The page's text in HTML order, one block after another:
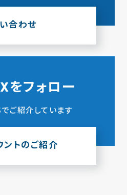
合わせ
をフォロー
ご紹介しています
ントのご紹介